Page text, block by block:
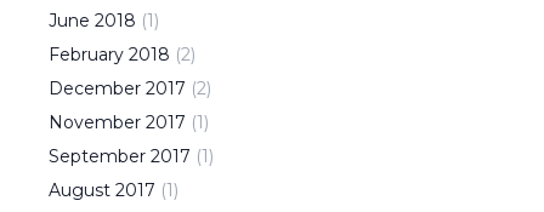
June 2018 (1)
February 2018 (2)
December 2017 (2)
November 2017 (1)
September 2017 (1)
August 2017 (1)